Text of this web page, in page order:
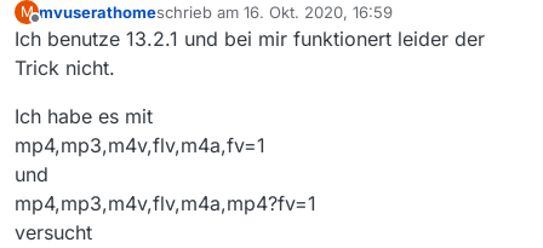
M
Offline
mvuserathomeschrieb am 16. Okt. 2020, 16:59
zuletzt editiert von
Ich benutze 13.2.1 und bei mir funktionert leider der
Trick nicht.
Ich habe es mit
mp4,mp3,m4v,flv,m4a,fv=1
und
mp4,mp3,m4v,flv,m4a,mp4?fv=1
versucht